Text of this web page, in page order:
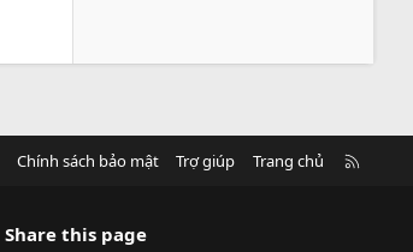
Chính sách bảo mật Trợ giúp Trang chủ
Share this page